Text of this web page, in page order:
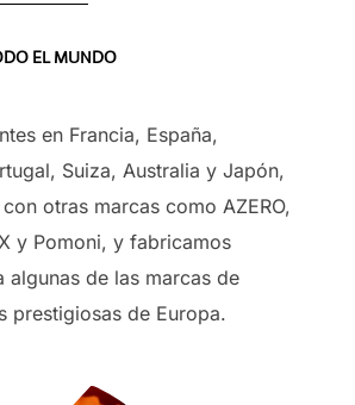
EL MUNDO
en Francia, España,
Suiza, Australia y Japón,
otras marcas como AZERO,
y Pomoni, y fabricamos
algunas de las marcas de
prestigiosas de Europa.